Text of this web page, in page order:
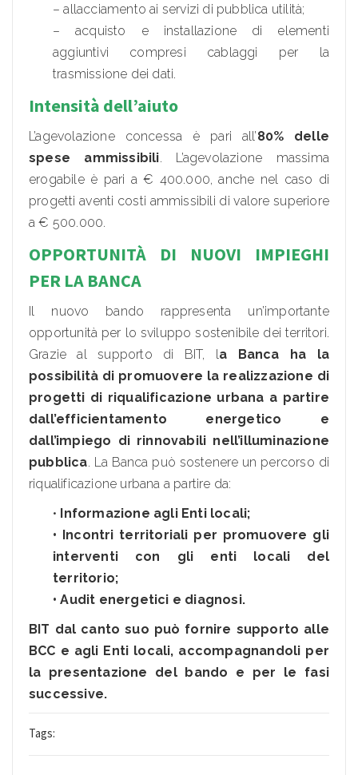
– allacciamento ai servizi di pubblica utilità;
– acquisto e installazione di elementi
aggiuntivi compresi cablaggi per la
trasmissione dei dati.
Intensità dell’aiuto
L’agevolazione concessa è pari all’80% delle
spese ammissibili. L’agevolazione massima
erogabile è pari a € 400.000, anche nel caso di
progetti aventi costi ammissibili di valore superiore
a € 500.000.
OPPORTUNITÀ DI NUOVI IMPIEGHI
PER LA BANCA
Il nuovo bando rappresenta un’importante
opportunità per lo sviluppo sostenibile dei territori.
Grazie al supporto di BIT, la Banca ha la
possibilità di promuovere la realizzazione di
progetti di riqualificazione urbana a partire
dall’efficientamento energetico e
dall’impiego di rinnovabili nell’illuminazione
pubblica. La Banca può sostenere un percorso di
riqualificazione urbana a partire da:
• Informazione agli Enti locali;
• Incontri territoriali per promuovere gli
interventi con gli enti locali del
territorio;
• Audit energetici e diagnosi.
BIT dal canto suo può fornire supporto alle
BCC e agli Enti locali, accompagnandoli per
la presentazione del bando e per le fasi
successive.
Tags: